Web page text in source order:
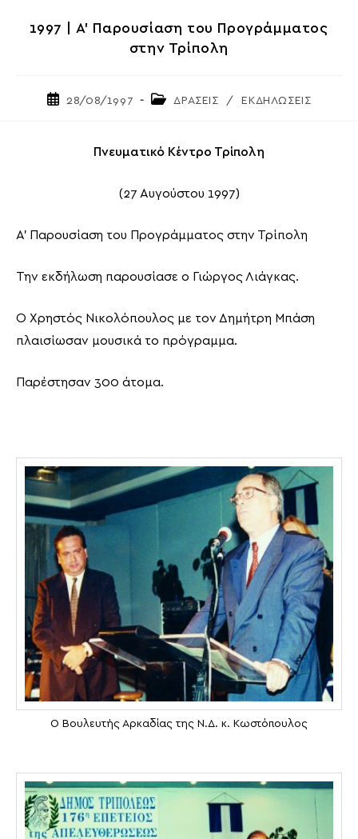
1997 | Α’ Παρουσίαση του Προγράμματος
στην Τρίπολη
Post28/08/1997
PostΔΡΑΣΕΙΣ / ΕΚΔΗΛΩΣΕΙΣ
Πνευματικό Κέντρο Τρίπολη
(27 Αυγούστου 1997)
Α’ Παρουσίαση του Προγράμματος στην Τρίπολη
Την εκδήλωση παρουσίασε ο Γιώργος Λιάγκας.
Ο Χρηστός Νικολόπουλος με τον Δημήτρη Μπάση
πλαισίωσαν μουσικά το πρόγραμμα.
Παρέστησαν 300 άτομα.
Ο Βουλευτής Αρκαδίας της Ν.Δ. κ. Κωστόπουλος